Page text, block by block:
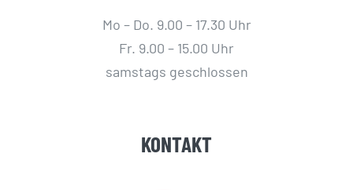
Mo – Do. 9.00 – 17.30 Uhr
Fr. 9.00 – 15.00 Uhr
samstags geschlossen
KONTAKT